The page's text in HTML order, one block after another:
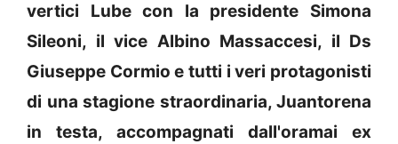
vertici Lube con la presidente Simona
Sileoni, il vice Albino Massaccesi, il Ds
Giuseppe Cormio e tutti i veri protagonisti
di una stagione straordinaria, Juantorena
in testa, accompagnati dall'oramai ex